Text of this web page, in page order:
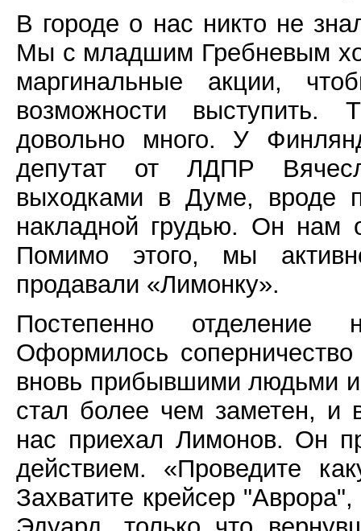
В городе о нас никто не
Мы с младшим Гребневым
маргинальные акции,
возможности выступить.
довольно много. У
депутат от ЛДПР
выходками в Думе, вроде
накладной грудью. Он нам
Помимо этого, мы
продавали «Лимонку».
Постепенно
Оформилось
вновь прибывшими людьми
стал более чем заметен, и
нас приехал Лимонов. Он
действием. «Проведите
Захватите крейсер